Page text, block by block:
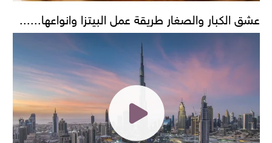
عشق الكبار والصغار طريقة عمل البيتزا وانواعها......